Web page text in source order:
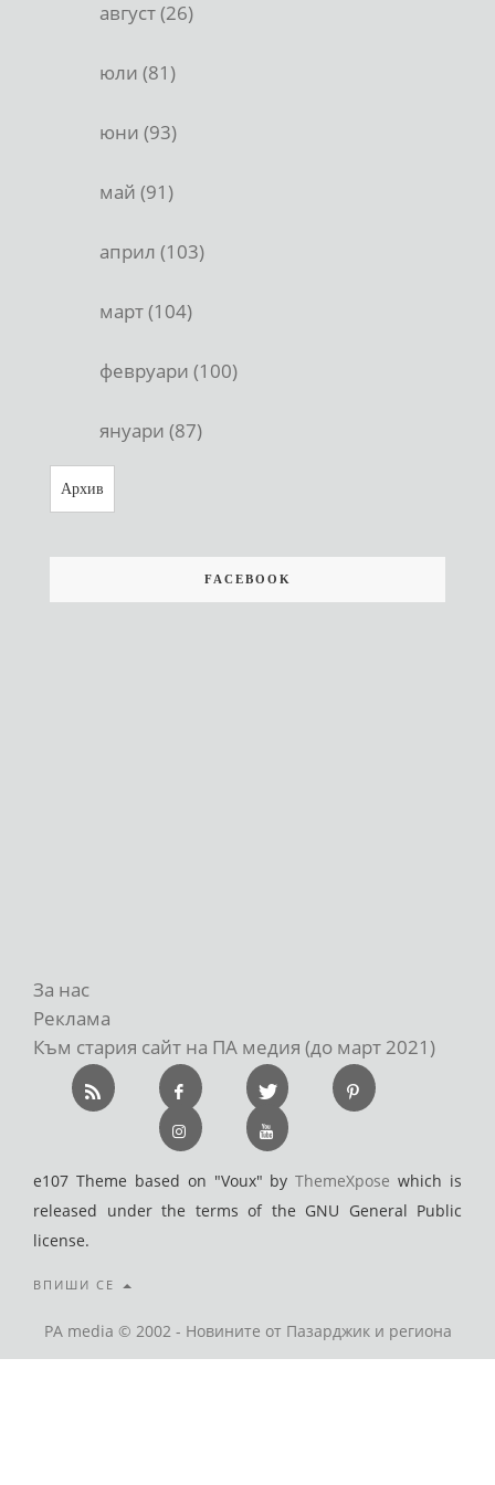
август (26)
юли (81)
юни (93)
май (91)
април (103)
март (104)
февруари (100)
януари (87)
Архив
FACEBOOK
За нас
Реклама
Към стария сайт на ПА медия (до март 2021)
e107 Theme based on "Voux" byThemeXpose which is
released under the terms of the GNU General Public
license.
ВПИШИ СЕ
PA media © 2002 - Новините от Пазарджик и региона